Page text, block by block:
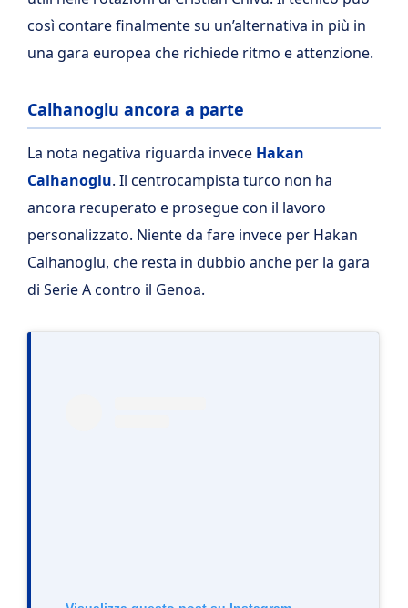
così contare finalmente su un’alternativa in più in
una gara europea che richiede ritmo e attenzione.
Calhanoglu ancora a parte
La nota negativa riguarda invece Hakan
Calhanoglu. Il centrocampista turco non ha
ancora recuperato e prosegue con il lavoro
personalizzato. Niente da fare invece per Hakan
Calhanoglu, che resta in dubbio anche per la gara
di Serie A contro il Genoa.